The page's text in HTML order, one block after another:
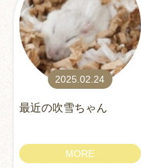
2025.02.24
最近の吹雪ちゃん
MORE